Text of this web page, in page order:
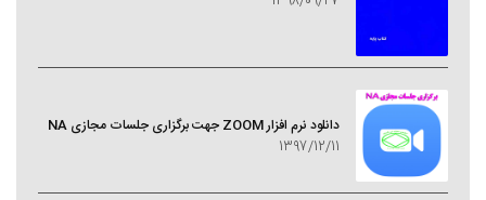
دانلود نرم افزار ZOOM جهت برگزاری جلسات مجازی NA
1397/12/11